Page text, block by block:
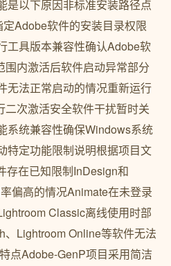
是以下原因非标准安装路径点
定Adobe软件的安装目录权限
工具版本兼容性确认Adobe软
内激活后软件启动异常部分
无法正常启动的情况重新运行
次激活安全软件干扰暂时关
系统兼容性确保Windows系统
特定功能限制说明根据项目文
存在已知限制InDesign和
偏高的情况Animate在未登录
Classic离线使用时部
Lightroom Online等软件无法
点Adobe-GenP项目采用简洁